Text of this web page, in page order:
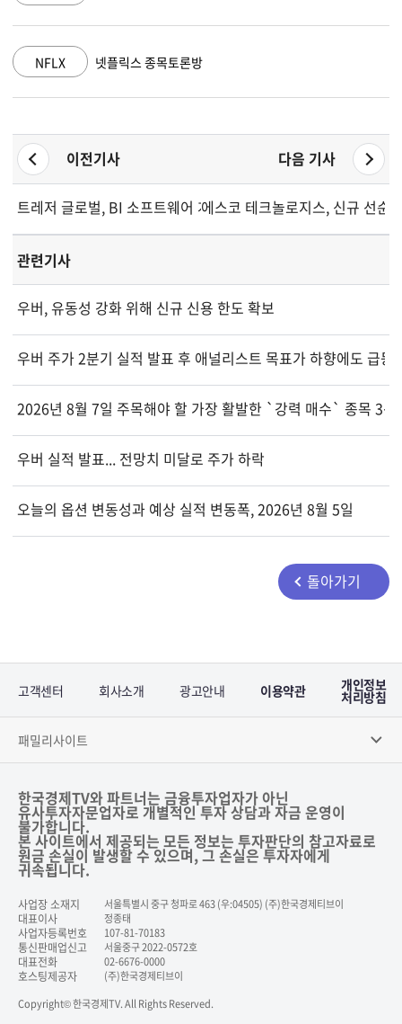
넷플릭스 종목토론방
이전기사 다음 기사
트레저 글로벌, BI 소프트웨어 개발 계약 체결에스코 테크놀로지스, 신규 선순
관련기사
우버, 유동성 강화 위해 신규 신용 한도 확보
우버 주가 2분기 실적 발표 후 애널리스트 목표가 하향에도 급등
2026년 8월 7일 주목해야 할 가장 활발한 `강력 매수` 종목 3선
우버 실적 발표... 전망치 미달로 주가 하락
오늘의 옵션 변동성과 예상 실적 변동폭, 2026년 8월 5일
돌아가기
고객센터 회사소개 광고안내 이용약관 개인정보
처리방침
패밀리사이트
한국경제TV와 파트너는 금융투자업자가 아닌
유사투자자문업자로 개별적인 투자 상담과 자금 운영이
불가합니다.
본 사이트에서 제공되는 모든 정보는 투자판단의 참고자료로
원금 손실이 발생할 수 있으며, 그 손실은 투자자에게
귀속됩니다.
사업장 소재지 서울특별시 중구 청파로 463 (우:04505) (주)한국경제티브이
대표이사 정종태
사업자등록번호 107-81-70183
통신판매업신고 서울중구 2022-0572호
대표전화 02-6676-0000
호스팅제공자
(주)한국경제티브이
Copyright© 한국경제TV. All Rights Reserved.